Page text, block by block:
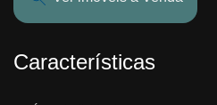
Características